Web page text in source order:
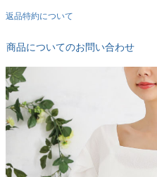
返品特約について
商品についてのお問い合わせ